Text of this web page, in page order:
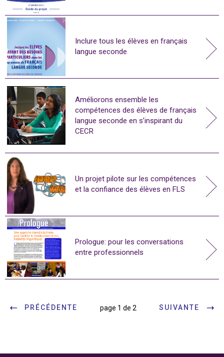
Inclure tous les élèves en français
langue seconde
Améliorons ensemble les
compétences des élèves de français
langue seconde en s’inspirant du
CECR
Un projet pilote sur les compétences
et la confiance des élèves en FLS
Prologue: pour les conversations
entre professionnels
PRÉCÉDENTE page 1 de 2 SUIVANTE